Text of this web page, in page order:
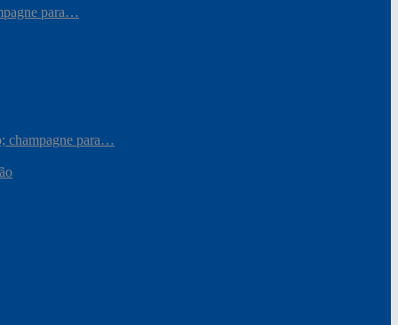
para…
champagne para…